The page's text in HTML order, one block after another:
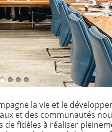
la vie et le
et des communautés
de fidèles à réaliser